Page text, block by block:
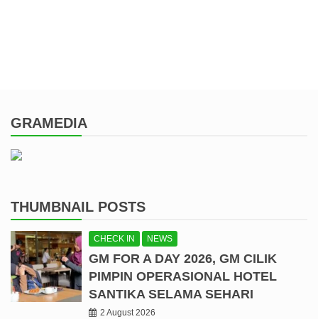
GRAMEDIA
THUMBNAIL POSTS
CHECK IN NEWS
GM FOR A DAY 2026, GM CILIK
PIMPIN OPERASIONAL HOTEL
SANTIKA SELAMA SEHARI
2 August 2026